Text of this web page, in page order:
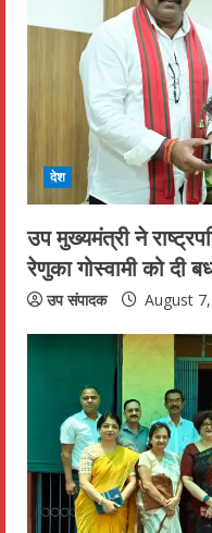
देश
उप मुख्यमंत्री ने
रेणुका गोस्वामी को दी
उप संपादक August